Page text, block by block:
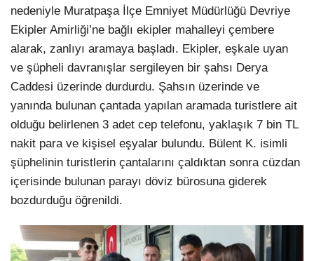
nedeniyle Muratpaşa İlçe Emniyet Müdürlüğü Devriye
Ekipler Amirliği’ne bağlı ekipler mahalleyi çembere
alarak, zanlıyı aramaya başladı. Ekipler, eşkale uyan
ve şüpheli davranışlar sergileyen bir şahsı Derya
Caddesi üzerinde durdurdu. Şahsın üzerinde ve
yanında bulunan çantada yapılan aramada turistlere ait
olduğu belirlenen 3 adet cep telefonu, yaklaşık 7 bin TL
nakit para ve kişisel eşyalar bulundu. Bülent K. isimli
şüphelinin turistlerin çantalarını çaldıktan sonra cüzdan
içerisinde bulunan parayı döviz bürosuna giderek
bozdurduğu öğrenildi.